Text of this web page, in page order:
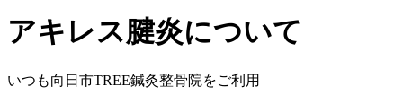
アキレス腱炎について
いつも向日市TREE鍼灸整骨院をご利用